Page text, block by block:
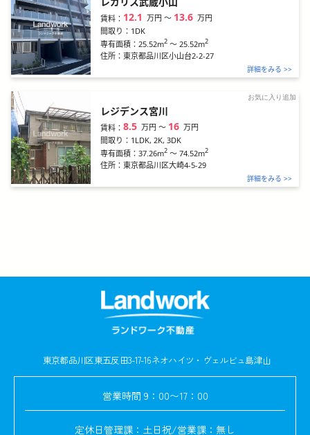
賃料： 12.1 万円〜 13.6 万円
間取り： 1DK
専有面積：25.52m2 ～ 25.52m2
住所：東京都品川区小山台2-2-27
詳細をみる >>
お気に入り追加
レジデンス宮川
賃料：8.5 万円〜 16 万円
間取り： 1LDK, 2K, 3DK
専有面積：37.26m2 ～ 74.52m2
住所：東京都品川区大崎4-5-29
詳細をみる >>
東京都品川区東五反田3-17-16ネオハイツ・ヴェルビュ島津山
営業時間 9：00〜17：00
定休日管理課：土日祝/営業課：無し